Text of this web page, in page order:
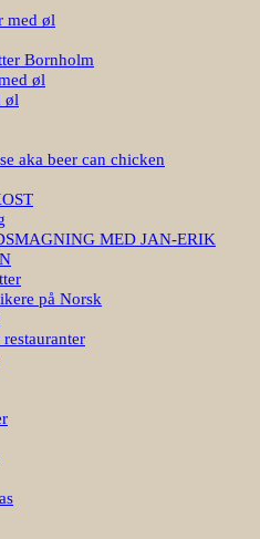
med øl
Bornholm
øl
øl
aka beer can chicken
MED JAN-ERIK
på Norsk